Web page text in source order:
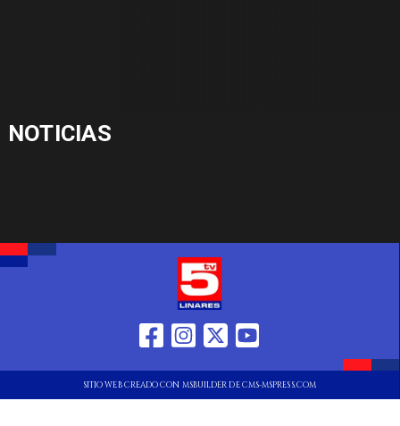
NOTICIAS
SITIO WEB CREADO CON MSBUILDER DE CMS-MSPRESS.COM